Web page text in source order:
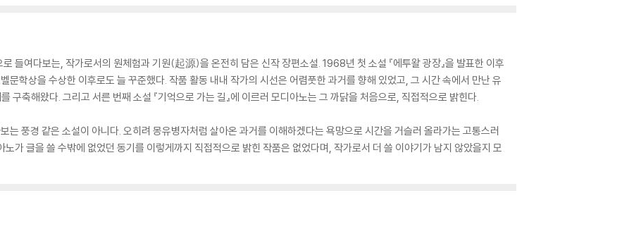
들여다보는, 작가로서의 원체험과 기원(起源)을 온전히 담은 신작 장편소설. 1968년 첫 소설 『에투왈 광장』을 발표한 이후
문학상을 수상한 이후로도 늘 꾸준했다. 작품 활동 내내 작가의 시선은 어렴풋한 과거를 향해 있었고, 그 시간 속에서 만난 유
구축해왔다. 그리고 서른 번째 소설 『기억으로 가는 길』에 이르러 모디아노는 그 까닭을 처음으로, 직접적으로 밝힌다.
보는 풍경 같은 소설이 아니다. 오히려 몽유병자처럼 살아온 과거를 이해하겠다는 욕망으로 시간을 거슬러 올라가는 고통스러
가 글을 쓸 수밖에 없었던 동기를 이렇게까지 직접적으로 밝힌 작품은 없었다며, 작가로서 더 쓸 이야기가 남지 않았을지 모